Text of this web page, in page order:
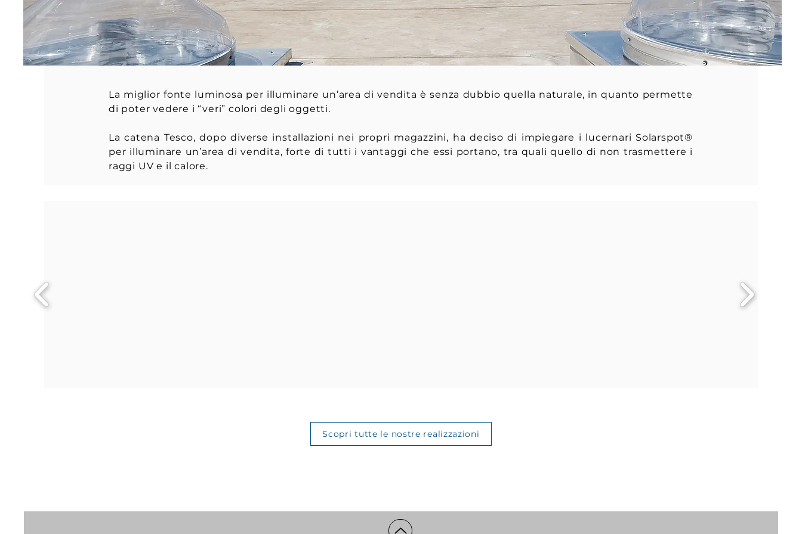
La miglior fonte luminosa per illuminare un’area di vendita è senza dubbio quella naturale, in quanto permette
di poter vedere i “veri” colori degli oggetti.
La catena Tesco, dopo diverse installazioni nei propri magazzini, ha deciso di impiegare i lucernari Solarspot®
per illuminare un’area di vendita, forte di tutti i vantaggi che essi portano, tra quali quello di non trasmettere i
raggi UV e il calore.
Scopri tutte le nostre realizzazioni